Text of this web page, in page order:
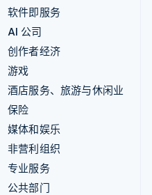
软件即服务
AI 公司
创作者经济
游戏
酒店服务、旅游与休闲业
保险
媒体和娱乐
非营利组织
专业服务
公共部门